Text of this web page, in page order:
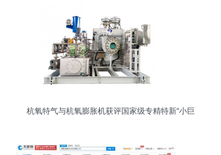
杭氧特气与杭氧膨胀机获评国家级专精特新“小巨